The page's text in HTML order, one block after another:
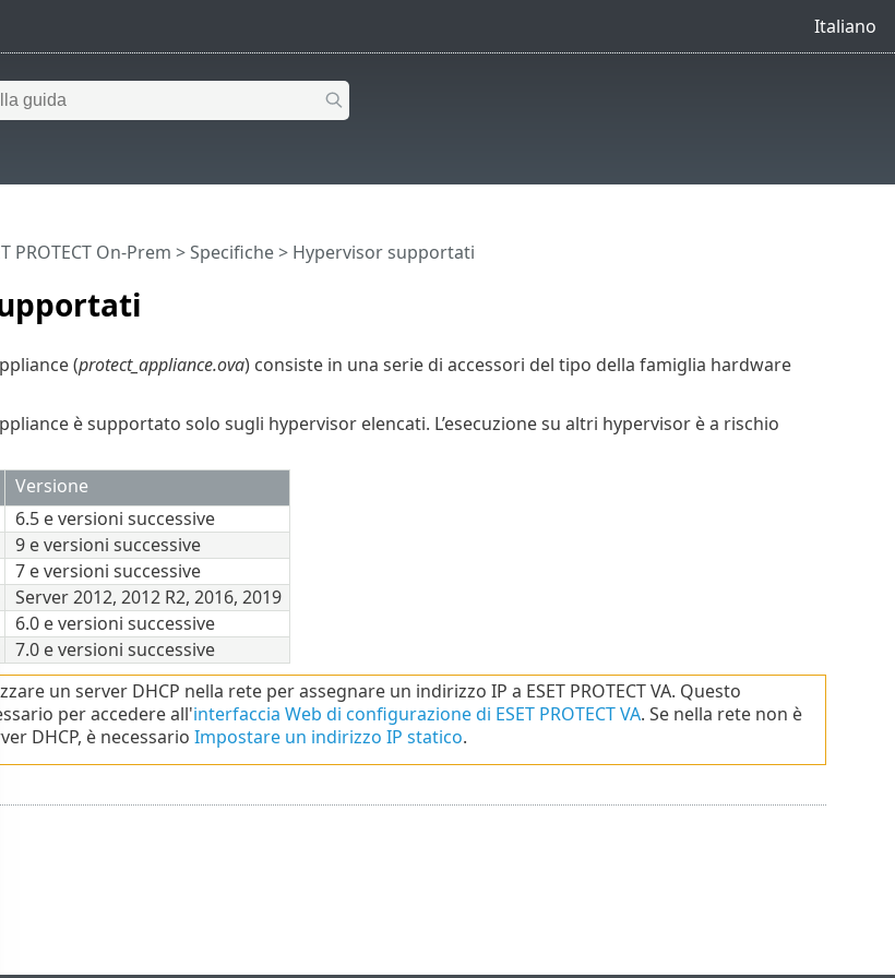
Italiano
PROTECT On-Prem >Specifiche> Hypervisor supportati
(protect_appliance.ova) consiste in una serie di accessori del tipo della famiglia hardware
è supportato solo sugli hypervisor elencati. L’esecuzione su altri hypervisor è a rischio
Versione
6.5 e versioni successive
9 e versioni successive
7 e versioni successive
Server 2012, 2012 R2, 2016, 2019
6.0 e versioni successive
7.0 e versioni successive
un server DHCP nella rete per assegnare un indirizzo IP a ESET PROTECT VA. Questo
per accedere all'interfaccia Web di configurazione di ESET PROTECT VA. Se nella rete non è
DHCP, è necessario Impostare un indirizzo IP statico.